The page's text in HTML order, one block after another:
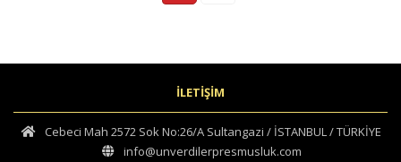
İLETİŞİM
Cebeci Mah 2572 Sok No:26/A Sultangazi / İSTANBUL / TÜRKİYE
info@unverdilerpresmusluk.com